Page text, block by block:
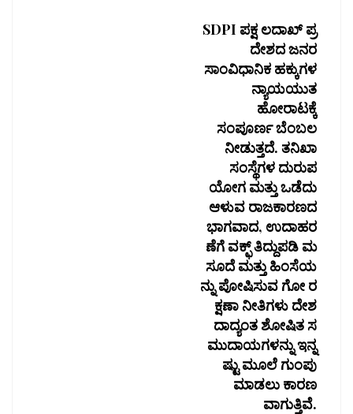
SDPI ಪಕ್ಷ ಲದಾಖ್ ಪ್ರ
ದೇಶದ ಜನರ
ಸಾಂವಿಧಾನಿಕ ಹಕ್ಕುಗಳ
ನ್ಯಾಯಯುತ
ಹೋರಾಟಕ್ಕೆ
ಸಂಪೂರ್ಣ ಬೆಂಬಲ
ನೀಡುತ್ತದೆ. ತನಿಖಾ
ಸಂಸ್ಥೆಗಳ ದುರುಪ
ಯೋಗ ಮತ್ತು ಒಡೆದು
ಆಳುವ ರಾಜಕಾರಣದ
ಭಾಗವಾದ, ಉದಾಹರ
ಣೆಗೆ ವಕ್ಫ್ ತಿದ್ದುಪಡಿ ಮ
ಸೂದೆ ಮತ್ತು ಹಿಂಸೆಯ
ನ್ನು ಪೋಷಿಸುವ ಗೋ ರ
ಕ್ಷಣಾ ನೀತಿಗಳು ದೇಶ
ದಾದ್ಯಂತ ಶೋಷಿತ ಸ
ಮುದಾಯಗಳನ್ನು ಇನ್ನ
ಷ್ಟು ಮೂಲೆ ಗುಂಪು
ಮಾಡಲು ಕಾರಣ
ವಾಗುತ್ತಿವೆ.